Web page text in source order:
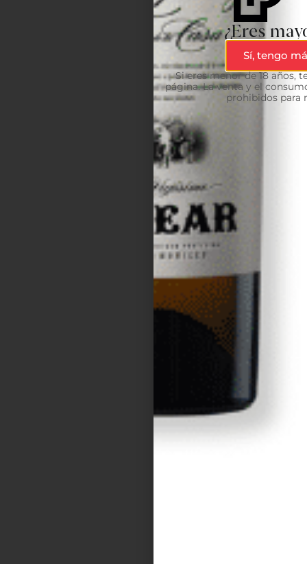
¿Eres
Sí, tengo
Si eres menor de 18 años,
página. La venta y el
prohibidos para